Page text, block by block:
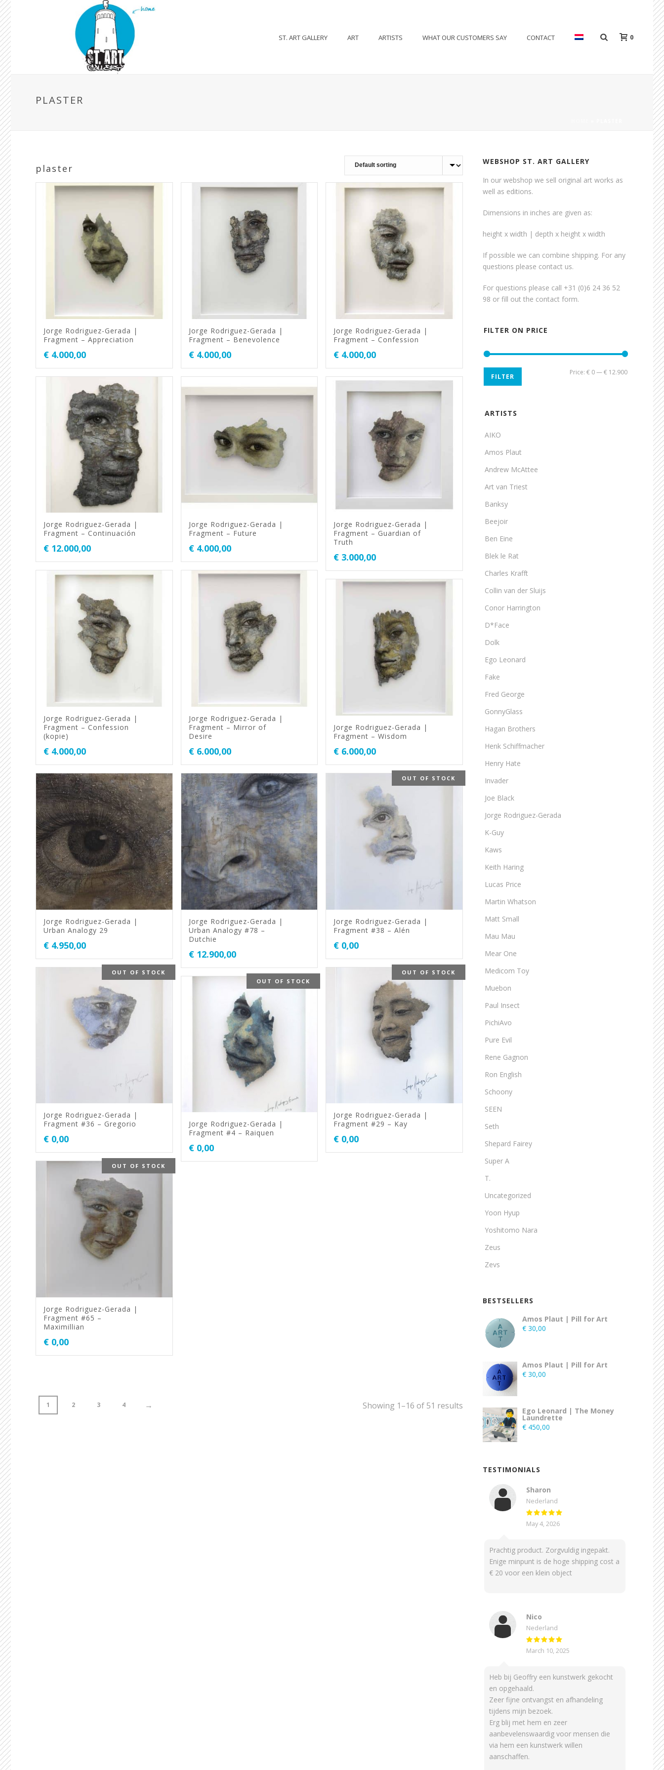
ST. ART GALLERY ART ARTISTS WHAT OUR CUSTOMERS SAY CONTACT 0
PLASTER
plaster
Jorge Rodriguez-Gerada |
Fragment – Appreciation
€ 4.000,00
Jorge Rodriguez-Gerada |
Fragment – Benevolence
€4.000,00
Jorge Rodriguez-Gerada |
Fragment – Confession
€ 4.000,00
Jorge Rodriguez-Gerada |
Fragment – Continuación
€ 12.000,00
Jorge Rodriguez-Gerada |
Fragment – Future
€4.000,00
Jorge Rodriguez-Gerada |
Fragment – Guardian of
Truth
€ 3.000,00
Jorge Rodriguez-Gerada |
Fragment – Confession
(kopie)
€ 4.000,00
Jorge Rodriguez-Gerada |
Fragment – Mirror of
Desire
€6.000,00
Jorge Rodriguez-Gerada |
Fragment – Wisdom
€ 6.000,00
Jorge Rodriguez-Gerada |
Urban Analogy 29
€ 4.950,00
Jorge Rodriguez-Gerada |
Urban Analogy #78 –
Dutchie
€12.900,00
OUT OF STOCK
Jorge Rodriguez-Gerada |
Fragment #38 – Alén
€ 0,00
OUT OF STOCK
Jorge Rodriguez-Gerada |
Fragment #36 – Gregorio
€ 0,00
OUT OF STOCK
Jorge Rodriguez-Gerada |
Fragment #29 – Kay
€ 0,00
OUT OF STOCK
Jorge Rodriguez-Gerada |
Fragment #4 – Raiquen
€0,00
OUT OF STOCK
Jorge Rodriguez-Gerada |
Fragment #65 –
Maximillian
€ 0,00
1 2 3 4 → Showing 1–16 of 51 results
WEBSHOP ST. ART GALLERY
In our webshop we sell original art works as
well as editions.
Dimensions in inches are given as:
height x width | depth x height x width
If possible we can combine shipping. For any
questions please contact us.
For questions please call +31 (0)6 24 36 52
98 or fill out the contact form.
FILTER ON PRICE
Min
Max
FILTER
Price: € 0—€ 12.900
ARTISTS
AIKO
Amos Plaut
Andrew McAttee
Art van Triest
Banksy
Beejoir
Ben Eine
Blek le Rat
Charles Krafft
Collin van der Sluijs
Conor Harrington
D*Face
Dolk
Ego Leonard
Fake
Fred George
GonnyGlass
Hagan Brothers
Henk Schiffmacher
Henry Hate
Invader
Joe Black
Jorge Rodriguez-Gerada
K-Guy
Kaws
Keith Haring
Lucas Price
Martin Whatson
Matt Small
Mau Mau
Mear One
Medicom Toy
Muebon
Paul Insect
PichiAvo
Pure Evil
Rene Gagnon
Ron English
Schoony
SEEN
Seth
Shepard Fairey
Super A
T.
Uncategorized
Yoon Hyup
Yoshitomo Nara
Zeus
Zevs
BESTSELLERS
Amos Plaut | Pill for Art
€ 30,00
Amos Plaut | Pill for Art
€ 30,00
Ego Leonard | The Money
Laundrette
€ 450,00
TESTIMONIALS
Sharon
Nederland
May 4, 2026
Prachtig product. Zorgvuldig ingepakt.
Enige minpunt is de hoge shipping cost a
€ 20 voor een klein object
Nico
Nederland
March 10, 2025
Heb bij Geoffry een kunstwerk gekocht
en opgehaald.
Zeer fijne ontvangst en afhandeling
tijdens mijn bezoek.
Erg blij met hem en zeer
aanbevelenswaardig voor mensen die
via hem een kunstwerk willen
aanschaffen.